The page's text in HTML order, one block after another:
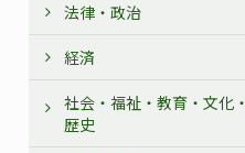
法律・政治
経済
社会・福祉・教育・文化・
歴史